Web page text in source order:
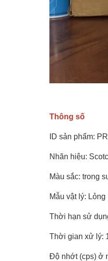
Thông số
ID sản phẩm:
Nhãn hiệu:
Màu sắc: trong
Mẫu vật lý: Lỏng
Thời hạn sử
Thời gian xử lý:
Độ nhớt (cps) ở